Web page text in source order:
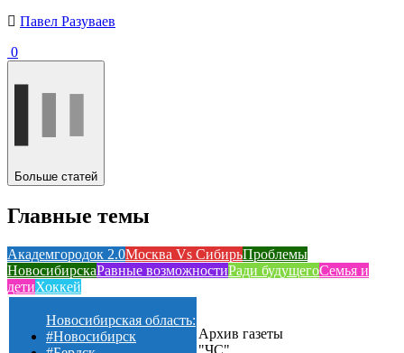
Павел Разуваев
0
Больше статей
Главные темы
Академгородок 2.0Москва Vs СибирьПроблемы
НовосибирскаРавные возможностиРади будущегоСемья и
детиХоккей
Новосибирская область:
#Новосибирск
Архив газеты
"ЧС"